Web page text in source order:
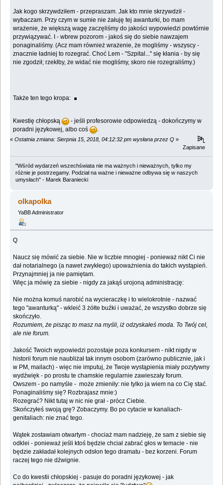
Jak kogo skrzywdziłem - przepraszam. Jak kto mnie skrzywdził -
wybaczam. Przy czym w sumie nie żałuję tej awanturki, bo mam
wrażenie, że większą wagę zaczęliśmy do jakości wypowiedzi powtórnie
przywiązywać. I - wbrew pozorom - jakoś się do siebie nawzajem
ponaginaliśmy. (Acz mam również wrażenie, że mogliśmy - wszyscy -
znacznie ładniej to rozegrać. Choć Lem - "Szpital..." się kłania - by się
nie zgodził; rzekłby, że widać nie mogliśmy, skoro nie rozegraliśmy.)
Także ten tego kropa: .
Kwestię chłopską
- jeśli profesorowie odpowiedzą - dokończymy w
poradni językowej, albo coś
« Ostatnia zmiana: Sierpnia 15, 2018, 04:12:32 pm wysłana przez Q »
Zapisane
"Wśród wydarzeń wszechświata nie ma ważnych i nieważnych, tylko my
różnie je postrzegamy. Podział na ważne i nieważne odbywa się w naszych
umysłach" - Marek Baraniecki
olkapolka
YaBB Administrator
Q
Naucz się mówić za siebie. Nie w liczbie mnogiej - ponieważ nikt Ci nie
dał notarialnego (a nawet zwykłego) upoważnienia do takich wystąpień.
Przynajmniej ja nie pamiętam.
Więc ja mówię za siebie - nigdy za jakąś urojoną administrację:
Nie można komuś narobić na wycieraczkę i to wielokrotnie - nazwać
tego "awanturką" - wkleić 3 żółte buźki i uważać, że wszystko dobrze się
skończyło.
Rozumiem, że pisząc to masz na myśli, iż odzyskałeś moda. To Twój cel,
ale nie forum.
Jakość Twoich wypowiedzi pozostaje poza konkursem - nikt nigdy w
historii forum nie naubliżał tak innym osobom (zarówno publicznie, jak i
w PM, mailach) - więc nie imputuj, że Twoje wystąpienia miały pozytywny
wydźwięk - po prostu te chamskie regularnie zawieszały forum.
Owszem - po namyśle - może zmieniły: nie tylko ja wiem na co Cię stać.
Ponaginaliśmy się? Rozbrajasz mnie:)
Rozegrać? Nikt tutaj w nic nie grał - prócz Ciebie.
Skończyłeś swoją grę? Zobaczymy. Bo po cytacie w kanaliach-
genitaliach: nie znać tego.
Wątek zostawiam otwartym - chociaż mam nadzieję, że sam z siebie się
odklei - ponieważ jeśli ktoś będzie chciał zabrać głos w temacie - nie
będzie zakładał kolejnych odsłon tego dramatu - bez korzeni. Forum
raczej tego nie dźwignie.
Co do kwestii chłopskiej - pasuje do poradni językowej - jak